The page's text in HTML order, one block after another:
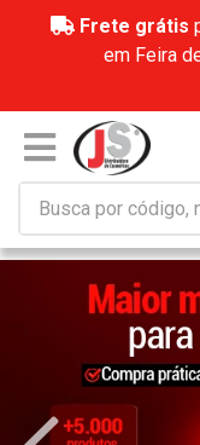
Frete grátis
em Feira